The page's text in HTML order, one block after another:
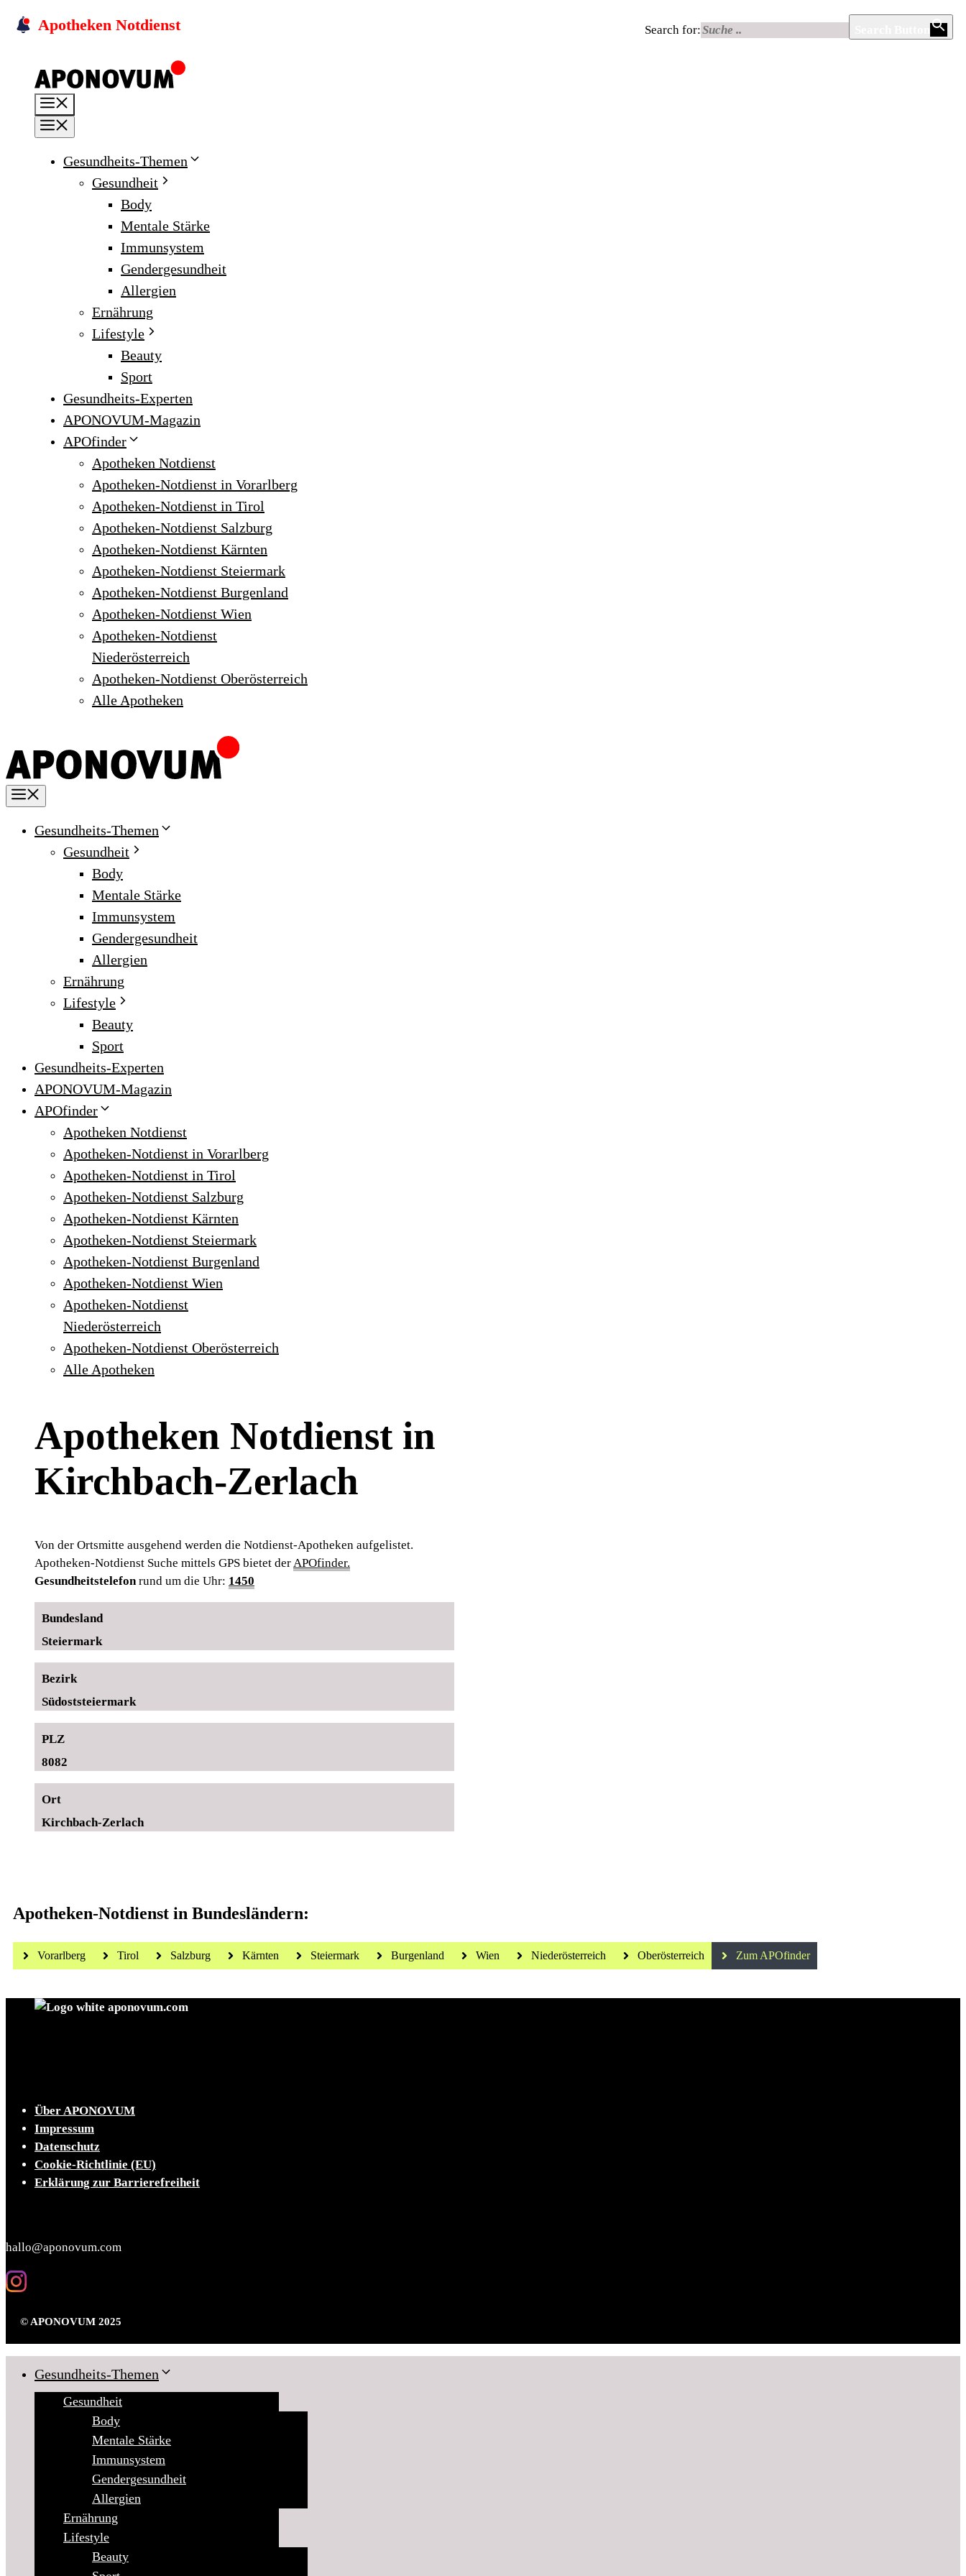
Skip
Apotheken Notdienst Search for:
Gesundheits-Themen
Gesundheit
Body
Mentale Stärke
Immunsystem
Gendergesundheit
Allergien
Ernährung
Lifestyle
Beauty
Sport
Gesundheits-Experten
APONOVUM-Magazin
APOfinder
Apotheken Notdienst
Apotheken-Notdienst in Vorarlberg
Apotheken-Notdienst in Tirol
Apotheken-Notdienst Salzburg
Apotheken-Notdienst Kärnten
Apotheken-Notdienst Steiermark
Apotheken-Notdienst Burgenland
Apotheken-Notdienst Wien
Apotheken-Notdienst
Niederösterreich
Apotheken-Notdienst Oberösterreich
Alle Apotheken
Gesundheits-Themen
Gesundheit
Body
Mentale Stärke
Immunsystem
Gendergesundheit
Allergien
Ernährung
Lifestyle
Beauty
Sport
Gesundheits-Experten
APONOVUM-Magazin
APOfinder
Apotheken Notdienst
Apotheken-Notdienst in Vorarlberg
Apotheken-Notdienst in Tirol
Apotheken-Notdienst Salzburg
Apotheken-Notdienst Kärnten
Apotheken-Notdienst Steiermark
Apotheken-Notdienst Burgenland
Apotheken-Notdienst Wien
Apotheken-Notdienst
Niederösterreich
Apotheken-Notdienst Oberösterreich
Alle Apotheken
Apotheken Notdienst in
Kirchbach-Zerlach
Von der Ortsmitte ausgehend werden die Notdienst-Apotheken aufgelistet.
Apotheken-Notdienst Suche mittels GPS bietet derAPOfinder.
Gesundheitstelefonrund um die Uhr: 1450
Bundesland
Steiermark
Bezirk
Südoststeiermark
PLZ
8082
Ort
Kirchbach-Zerlach
Apotheken-Notdienst in Bundesländern:
Vorarlberg Tirol Salzburg Kärnten Steiermark Burgenland Wien Niederösterreich Oberösterreich Zum APOfinder
Über APONOVUM
Impressum
Datenschutz
Cookie-Richtlinie (EU)
Erklärung zur Barrierefreiheit
hallo@aponovum.com
© APONOVUM 2025
Gesundheits-Themen
Gesundheit
Body
Mentale Stärke
Immunsystem
Gendergesundheit
Allergien
Ernährung
Lifestyle
Beauty